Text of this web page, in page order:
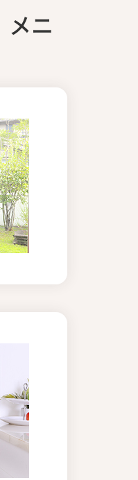
メニ